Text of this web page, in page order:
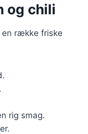
og chili
en række friske
rig smag.